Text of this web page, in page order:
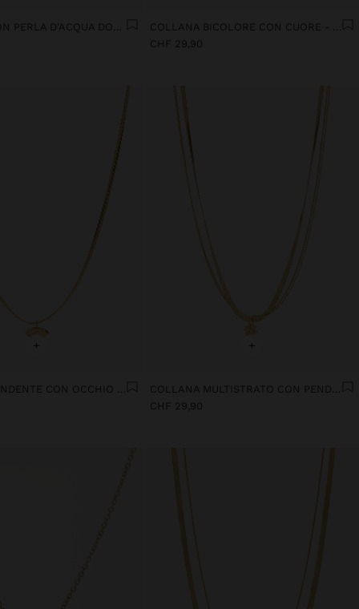
COLLANA CON PERLA D'ACQUA DOLCE - ACCIAIO INOSSIDABILE
COLLANA BICOLORE CON CUORE - ACCIAIO INOSSIDABILE
CHF 29,90
+ +
CHF 29,90